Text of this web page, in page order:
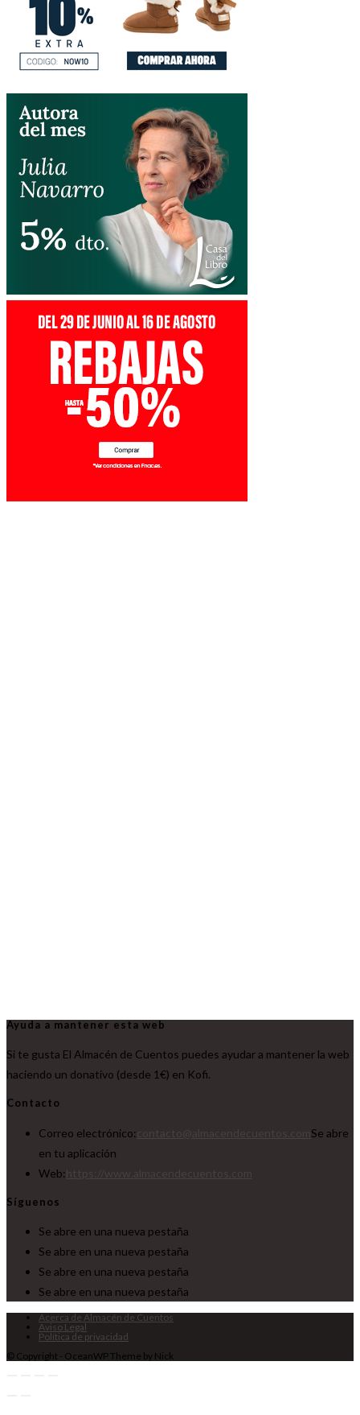
Ayuda a mantener esta web
Si te gusta El Almacén de Cuentos puedes ayudar a mantener la web
haciendo un donativo (desde 1€) en Kofi.
Contacto
Correo electrónico:
Se abre
en tu aplicación
Web:
Síguenos
Se abre en una nueva pestaña
Se abre en una nueva pestaña
Se abre en una nueva pestaña
Se abre en una nueva pestaña
Acerca de Almacén de Cuentos
Aviso Legal
Política de privacidad
© Copyright - OceanWP Theme by Nick